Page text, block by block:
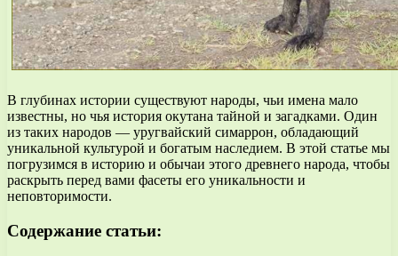
В глубинах истории существуют народы, чьи имена мало
известны, но чья история окутана тайной и загадками. Один
из таких народов — уругвайский симаррон, обладающий
уникальной культурой и богатым наследием. В этой статье мы
погрузимся в историю и обычаи этого древнего народа, чтобы
раскрыть перед вами фасеты его уникальности и
неповторимости.
Содержание статьи: